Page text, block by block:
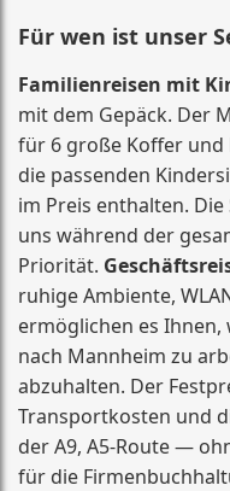
Für wen ist unser
Familienreisen mit
mit dem Gepäck. Der
für 6 große Koffer und
die passenden
im Preis enthalten.
uns während der
Priorität.
ruhige Ambiente,
ermöglichen es
nach Mannheim zu
abzuhalten. Der
Transportkosten und
der A9, A5-Route —
für die